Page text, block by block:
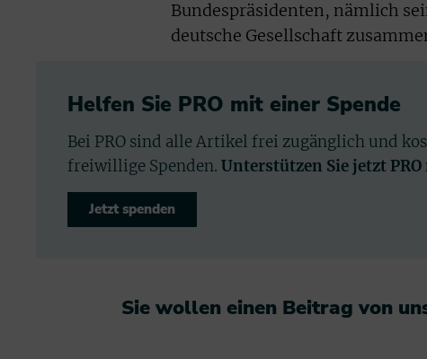
Bundespräsidenten, nämlich
deutsche Gesellschaft
Helfen Sie PRO mit einer Spende
Bei PRO sind alle Artikel frei zugänglich und
freiwillige Spenden. Unterstützen Sie jetzt
Jetzt spenden
Sie wollen einen Beitrag von